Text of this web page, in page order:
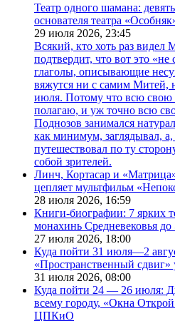
Театр одного шамана:
основателя театра
29 июля 2026, 23:45
Всякий, кто хоть раз
подтвердит, что вот это «не
глаголы, описывающие
вяжутся ни с самим Митей,
июля. Потому что всю свою
полагаю, и уж точно всю
Поднозов занимался
как минимум, заглядывал,
путешествовал по ту
собой зрителей.
Линч, Кортасар и
цепляет мультфильм
28 июля 2026, 16:59
Книги-биографии: 7 ярких
монахинь Средневековья
27 июля 2026, 18:00
Куда пойти 31 июля—2
«Пространственный
31 июля 2026, 08:00
Куда пойти 24 — 26 июля:
всему городу, «Окна
ЦПКиО